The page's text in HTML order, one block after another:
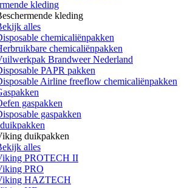
kleding
kleding
alles
chemicaliënpakken
chemicaliënpakken
Brandweer Nederland
PAPR pakken
Airline freeflow chemicaliënpakken
gaspakken
gaspakken
duikpakken
alles
PROTECH II
PRO
HAZTECH